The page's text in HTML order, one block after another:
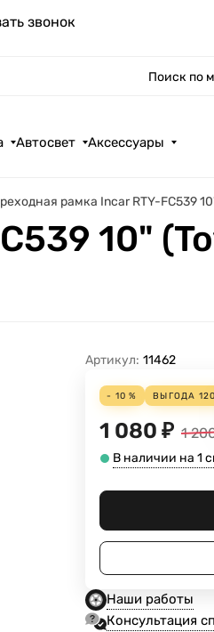
звонок
Поиск по
Автосвет Аксессуары
рамка Incar RTY-FC539
10"
Артикул: 11462
- 10 % ВЫГОДА 120
1 080 ₽ 1
В наличии на 1
Наши работы
Консультация